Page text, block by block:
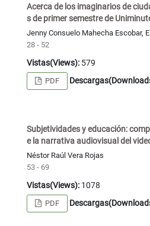
Acerca de los imaginarios de
s de primer semestre de
Jenny Consuelo Mahecha Escobar,
28 - 52
Vistas(Views):579
PDF
Subjetividades y educación:
e la narrativa audiovisual del
Néstor Raúl Vera Rojas
53 - 69
Vistas(Views):1078
PDF